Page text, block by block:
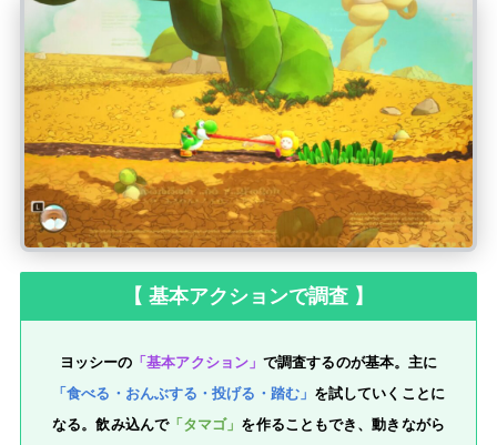
【 基本アクションで調査 】
ヨッシーの 「基本アクション」で調査するのが基本。主に
「食べる・おんぶする・投げる・踏む」 を試していくことに
なる。飲み込んで「タマゴ」 を作ることもでき、動きながら